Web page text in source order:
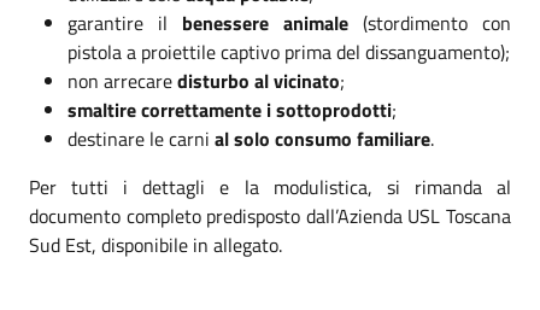
garantire il benessere animale (stordimento con
pistola a proiettile captivo prima del dissanguamento);
non arrecaredisturbo al vicinato;
smaltire correttamente i sottoprodotti;
destinare le carni al solo consumo familiare.
Per tutti i dettagli e la modulistica, si rimanda al
documento completo predisposto dall’Azienda USL Toscana
Sud Est, disponibile in allegato.